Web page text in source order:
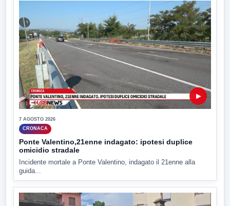
▶
7 AGOSTO 2026
CRONACA
Ponte Valentino,21enne indagato: ipotesi duplice
omicidio stradale
Incidente mortale a Ponte Valentino, indagato il 21enne alla
guida...